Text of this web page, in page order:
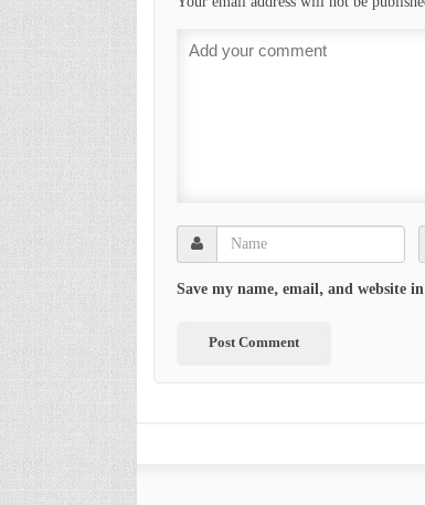
Save my name, email, and website